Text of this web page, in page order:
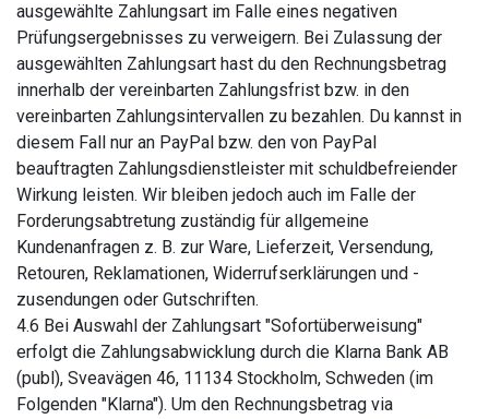
ausgewählte Zahlungsart im Falle eines negativen
Prüfungsergebnisses zu verweigern. Bei Zulassung der
ausgewählten Zahlungsart hast du den Rechnungsbetrag
innerhalb der vereinbarten Zahlungsfrist bzw. in den
vereinbarten Zahlungsintervallen zu bezahlen. Du kannst in
diesem Fall nur an PayPal bzw. den von PayPal
beauftragten Zahlungsdienstleister mit schuldbefreiender
Wirkung leisten. Wir bleiben jedoch auch im Falle der
Forderungsabtretung zuständig für allgemeine
Kundenanfragen z. B. zur Ware, Lieferzeit, Versendung,
Retouren, Reklamationen, Widerrufserklärungen und -
zusendungen oder Gutschriften.
4.6 Bei Auswahl der Zahlungsart "Sofortüberweisung"
erfolgt die Zahlungsabwicklung durch die Klarna Bank AB
(publ), Sveavägen 46, 11134 Stockholm, Schweden (im
Folgenden "Klarna"). Um den Rechnungsbetrag via